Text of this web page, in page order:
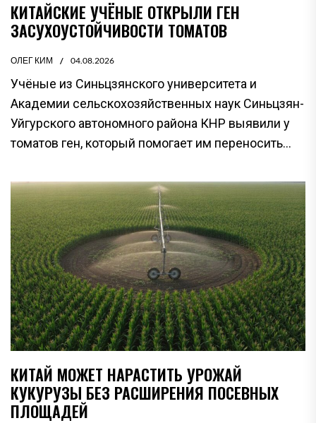
КИТАЙСКИЕ УЧЁНЫЕ ОТКРЫЛИ ГЕН
ЗАСУХОУСТОЙЧИВОСТИ ТОМАТОВ
ОЛЕГ КИМ 04.08.2026
Учёные из Синьцзянского университета и
Академии сельскохозяйственных наук Синьцзян-
Уйгурского автономного района КНР выявили у
томатов ген, который помогает им переносить...
КИТАЙ МОЖЕТ НАРАСТИТЬ УРОЖАЙ
КУКУРУЗЫ БЕЗ РАСШИРЕНИЯ ПОСЕВНЫХ
ПЛОЩАДЕЙ